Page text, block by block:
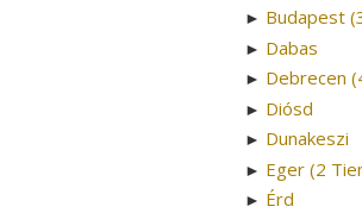
► Budapest
► Dabas
► Debrecen
► Diósd
► Dunakeszi
► Eger (2
► Érd